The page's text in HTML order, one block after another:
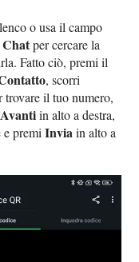
o usa il campo
Chatper cercare la
Fatto ciò, premi il
, scorri
trovare il tuo numero,
Avantiin alto a destra,
e premiInviain alto a